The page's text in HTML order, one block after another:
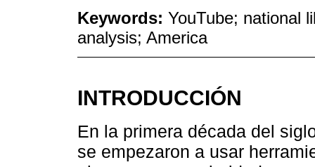
Keywords: YouTube; national
analysis; America
INTRODUCCIÓN
En la primera década del
se empezaron a usar